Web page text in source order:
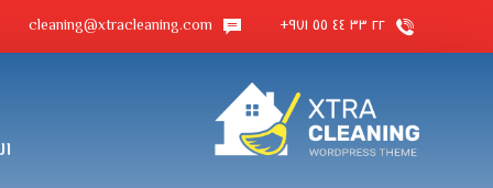
٢٢ ٣٣ ٤٤ ٥٥ ٩٧١+ cleaning@xtracleaning.com